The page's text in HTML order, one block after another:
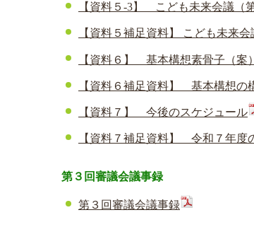
【資料５-3】 こども未来会議（
【資料５補足資料】 こども未来
【資料６】 基本構想素骨子（案）
【資料６補足資料】 基本構想の
【資料７】 今後のスケジュール
【資料７補足資料】 令和７年度
第３回審議会議事録
第３回審議会議事録